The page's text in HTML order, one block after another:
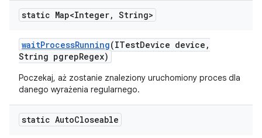
static Map<Integer, String>
waitProcessRunning(ITestDevice device ,
String pgrepRegex)
Poczekaj, aż zostanie znaleziony uruchomiony proces dla
danego wyrażenia regularnego.
static AutoCloseable